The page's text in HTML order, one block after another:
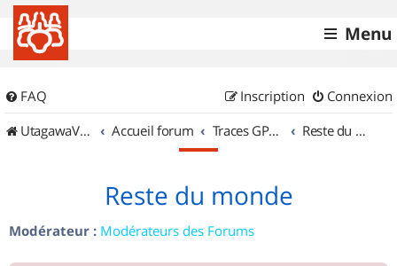
Menu
FAQ Connexion
Inscription
UtagawaVTT (Randos VTT et VTTAE avec traces GPS)
Accueil forum Traces GPS de randos VTT Reste du monde
Reste du monde
Modérateur : Modérateurs des Forums